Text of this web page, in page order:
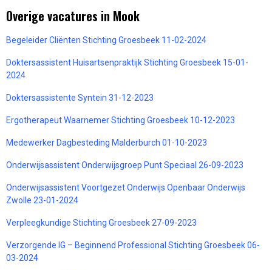
Overige vacatures in Mook
Begeleider Cliënten Stichting Groesbeek 11-02-2024
Doktersassistent Huisartsenpraktijk Stichting Groesbeek 15-01-
2024
Doktersassistente Syntein 31-12-2023
Ergotherapeut Waarnemer Stichting Groesbeek 10-12-2023
Medewerker Dagbesteding Malderburch 01-10-2023
Onderwijsassistent Onderwijsgroep Punt Speciaal 26-09-2023
Onderwijsassistent Voortgezet Onderwijs Openbaar Onderwijs
Zwolle 23-01-2024
Verpleegkundige Stichting Groesbeek 27-09-2023
Verzorgende IG – Beginnend Professional Stichting Groesbeek 06-
03-2024